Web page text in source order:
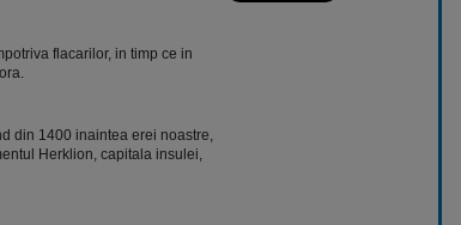
flacarilor, in timp ce in
din 1400 inaintea erei noastre,
Herklion, capitala insulei,